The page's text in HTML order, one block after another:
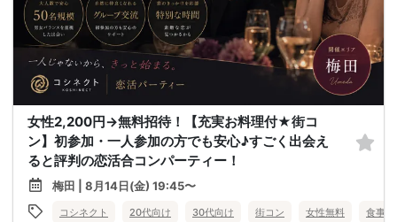
女性2,200円→無料招待！【充実お料理付★街コ
ン】初参加・一人参加の方でも安心♪すごく出会え
ると評判の恋活合コンパーティー！
梅田 | 8月14日(金) 19:45〜
コシネクト 20代向け 30代向け 街コン 女性無料 食事